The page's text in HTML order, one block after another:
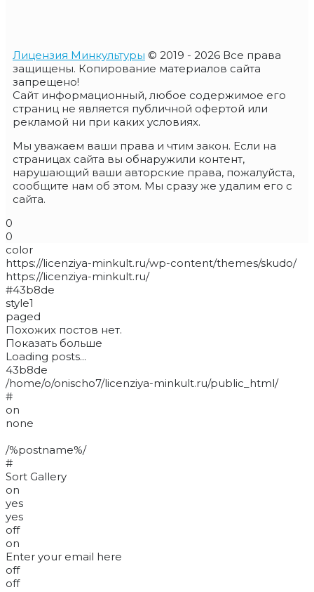
Лицензия Минкультуры © 2019 - 2026 Все права
защищены. Копирование материалов сайта
запрещено!
Сайт информационный, любое содержимое его
страниц не является публичной офертой или
рекламой ни при каких условиях.
Мы уважаем ваши права и чтим закон. Если на
страницах сайта вы обнаружили контент,
нарушающий ваши авторские права, пожалуйста,
сообщите нам об этом. Мы сразу же удалим его с
сайта.
0
0
color
https://licenziya-minkult.ru/wp-content/themes/skudo/
https://licenziya-minkult.ru/
#43b8de
style1
paged
Похожих постов нет.
Показать больше
Loading posts...
43b8de
/home/o/onischo7/licenziya-minkult.ru/public_html/
#
on
none
/%postname%/
#
Sort Gallery
on
yes
yes
off
on
Enter your email here
off
off